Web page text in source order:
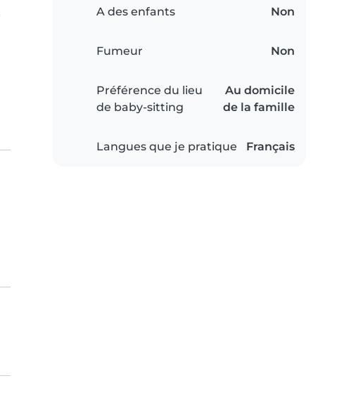
A des enfants Non
Fumeur Non
Préférence du lieu
de baby-sitting
Au domicile
de la famille
Langues que je pratique Français